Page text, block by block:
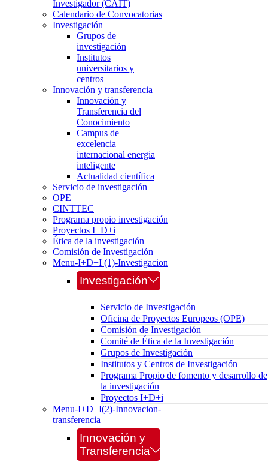
Investigador (CAIT)
Calendario de Convocatorias
Investigación
Grupos de
investigación
Institutos
universitarios y
centros
Innovación y transferencia
Innovación y
Transferencia del
Conocimiento
Campus de
excelencia
internacional energia
inteligente
Actualidad científica
Servicio de investigación
OPE
CINTTEC
Programa propio investigación
Proyectos I+D+i
Ética de la investigación
Comisión de Investigación
Menu-I+D+I (1)-Investigacion
Investigación
Servicio de Investigación
Oficina de Proyectos Europeos (OPE)
Comisión de Investigación
Comité de Ética de la Investigación
Grupos de Investigación
Institutos y Centros de Investigación
Programa Propio de fomento y desarrollo de
la investigación
Proyectos I+D+i
Menu-I+D+I(2)-Innovacion-
transferencia
Innovación y
Transferencia